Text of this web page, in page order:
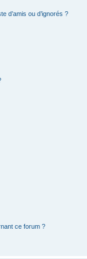
d’amis ou d’ignorés ?
ce forum ?